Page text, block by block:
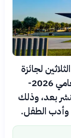
لجائزة
الشارقة للإبداع العربي – الإصدار الأول لعامي 2026-
بعد، وذلك
وأدب الطفل.